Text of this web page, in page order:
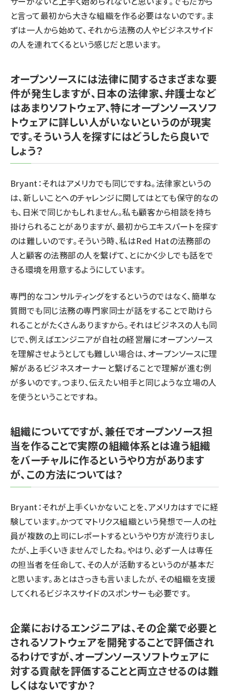
と言って最初から大きな組織を作る必要はないのです。ま
ずは一人から始めて、それから法務の人やビジネスサイド
の人を連れてくるという感じだと思います。
オープンソースには法律に関するさまざまな要
件が発生しますが、日本の法律家、弁護士など
はあまりソフトウェア、特にオープンソースソフ
トウェアに詳しい人がいないというのが現実
です。そういう人を探すにはどうしたら良いで
しょう？
Bryant：それはアメリカでも同じですね。法律家というの
は、新しいことへのチャレンジに関してはとても保守的なの
も、日米で同じかもしれません。私も顧客から相談を持ち
掛けられることがありますが、最初からエキスパートを探す
のは難しいのです。そういう時、私はRed Hatの法務部の
人と顧客の法務部の人を繋げて、とにかく少しでも話をで
きる環境を用意するようにしています。
専門的なコンサルティングをするというのではなく、簡単な
質問でも同じ法務の専門家同士が話をすることで助けら
れることがたくさんありますから。それはビジネスの人も同
じで、例えばエンジニアが自社の経営層にオープンソース
を理解させようとしても難しい場合は、オープンソースに理
解があるビジネスオーナーと繋げることで理解が進む例
が多いのです。つまり、伝えたい相手と同じような立場の人
を使うということですね。
組織についてですが、兼任でオープンソース担
当を作ることで実際の組織体系とは違う組織
をバーチャルに作るというやり方があります
が、この方法については？
Bryant：それが上手くいかないことを、アメリカはすでに経
験しています。かつてマトリクス組織という発想で一人の社
員が複数の上司にレポートするというやり方が流行りまし
たが、上手くいきませんでしたね。やはり、必ず一人は専任
の担当者を任命して、その人が活動するというのが基本だ
と思います。あとはさっきも言いましたが、その組織を支援
してくれるビジネスサイドのスポンサーも必要です。
企業におけるエンジニアは、その企業で必要と
されるソフトウェアを開発することで評価され
るわけですが、オープンソースソフトウェアに
対する貢献を評価することと両立させるのは難
しくはないですか？